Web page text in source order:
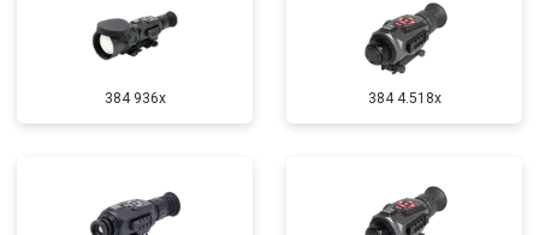
384 936x 384 4.518x